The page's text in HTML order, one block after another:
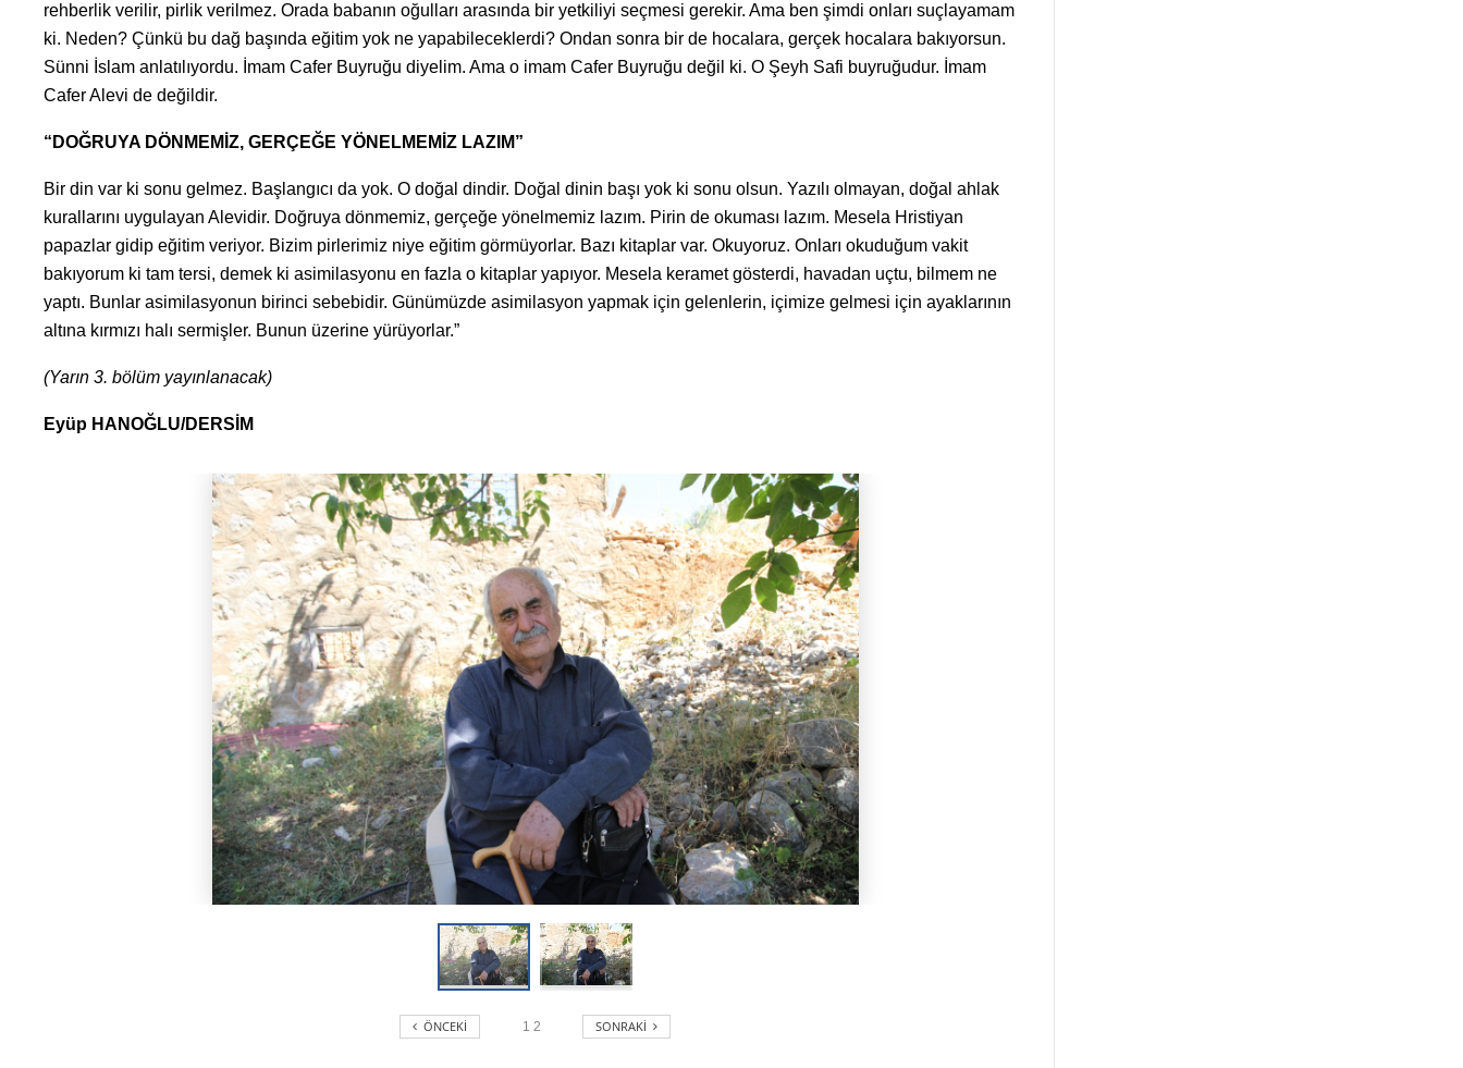
rehberlik verilir, pirlik verilmez. Orada babanın oğulları arasında bir yetkiliyi seçmesi gerekir. Ama ben şimdi onları suçlayamam
ki. Neden? Çünkü bu dağ başında eğitim yok ne yapabileceklerdi? Ondan sonra bir de hocalara, gerçek hocalara bakıyorsun.
Sünni İslam anlatılıyordu. İmam Cafer Buyruğu diyelim. Ama o imam Cafer Buyruğu değil ki. O Şeyh Safi buyruğudur. İmam
Cafer Alevi de değildir.
“DOĞRUYA DÖNMEMİZ, GERÇEĞE YÖNELMEMİZ LAZIM”
Bir din var ki sonu gelmez. Başlangıcı da yok. O doğal dindir. Doğal dinin başı yok ki sonu olsun. Yazılı olmayan, doğal ahlak
kurallarını uygulayan Alevidir. Doğruya dönmemiz, gerçeğe yönelmemiz lazım. Pirin de okuması lazım. Mesela Hristiyan
papazlar gidip eğitim veriyor. Bizim pirlerimiz niye eğitim görmüyorlar. Bazı kitaplar var. Okuyoruz. Onları okuduğum vakit
bakıyorum ki tam tersi, demek ki asimilasyonu en fazla o kitaplar yapıyor. Mesela keramet gösterdi, havadan uçtu, bilmem ne
yaptı. Bunlar asimilasyonun birinci sebebidir. Günümüzde asimilasyon yapmak için gelenlerin, içimize gelmesi için ayaklarının
altına kırmızı halı sermişler. Bunun üzerine yürüyorlar.”
(Yarın 3. bölüm yayınlanacak)
Eyüp HANOĞLU/DERSİM
ÖNCEKI 1 2 SONRAKI